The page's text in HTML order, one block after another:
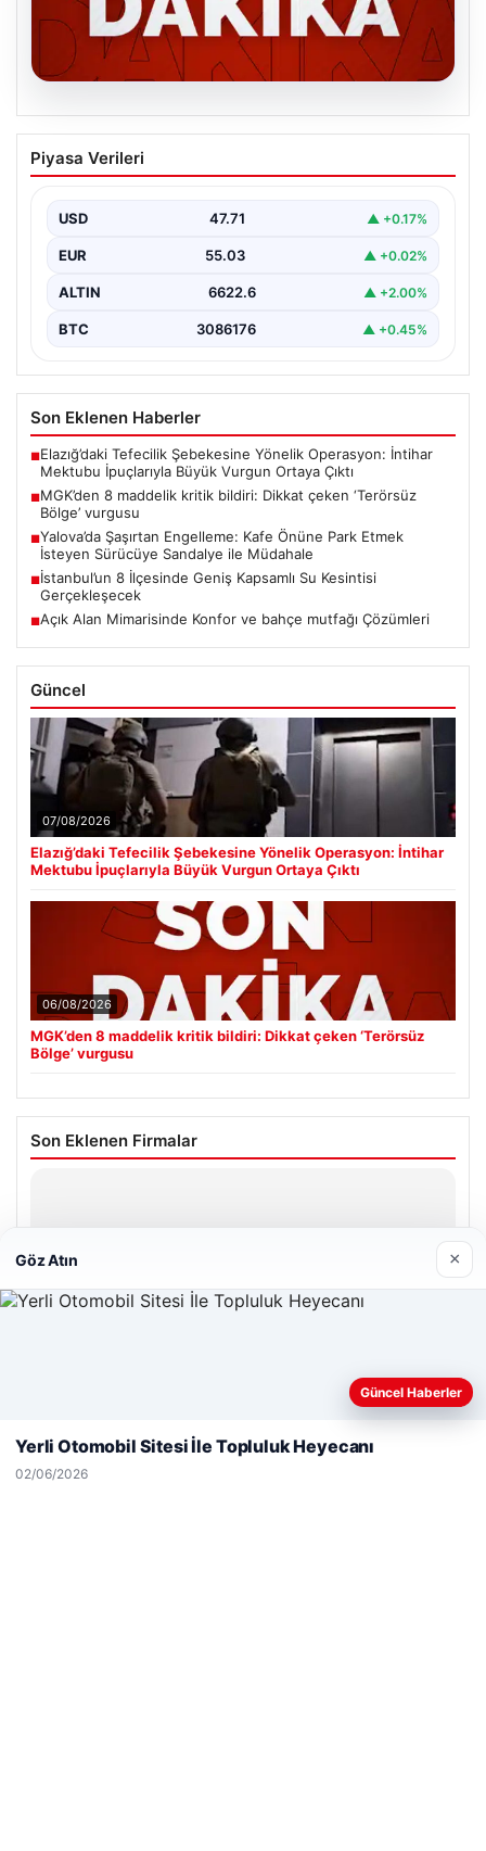
06.08.2026
MGK’den 8 maddelik kritik bildiri: Dikkat
çeken ‘Terörsüz Bölge’ vurgusu
Piyasa Verileri
USD 47.71 ▲ +0.17%
EUR 55.03 ▲ +0.02%
ALTIN 6622.6 ▲ +2.00%
BTC 3086176 ▲ +0.45%
Son Eklenen Haberler
■Elazığ’daki Tefecilik Şebekesine Yönelik Operasyon: İntihar
Mektubu İpuçlarıyla Büyük Vurgun Ortaya Çıktı
■MGK’den 8 maddelik kritik bildiri: Dikkat çeken ‘Terörsüz
Bölge’ vurgusu
■Yalova’da Şaşırtan Engelleme: Kafe Önüne Park Etmek
İsteyen Sürücüye Sandalye ile Müdahale
■İstanbul’un 8 İlçesinde Geniş Kapsamlı Su Kesintisi
Gerçekleşecek
■Açık Alan Mimarisinde Konfor ve bahçe mutfağı Çözümleri
Güncel
07/08/2026
Elazığ’daki Tefecilik Şebekesine Yönelik Operasyon: İntihar
Mektubu İpuçlarıyla Büyük Vurgun Ortaya Çıktı
06/08/2026
MGK’den 8 maddelik kritik bildiri: Dikkat çeken ‘Terörsüz
Bölge’ vurgusu
Son Eklenen Firmalar
Web sitemizi nasıl kullandığınızı daha iyi anlayabilmek,
deneyiminizi kişiselleştirmek ve geliştirmek amacıyla çerezler
Çerez Politikamız
Göz Atın ×
Güncel Haberler
Yerli Otomobil Sitesi İle Topluluk Heyecanı
02/06/2026